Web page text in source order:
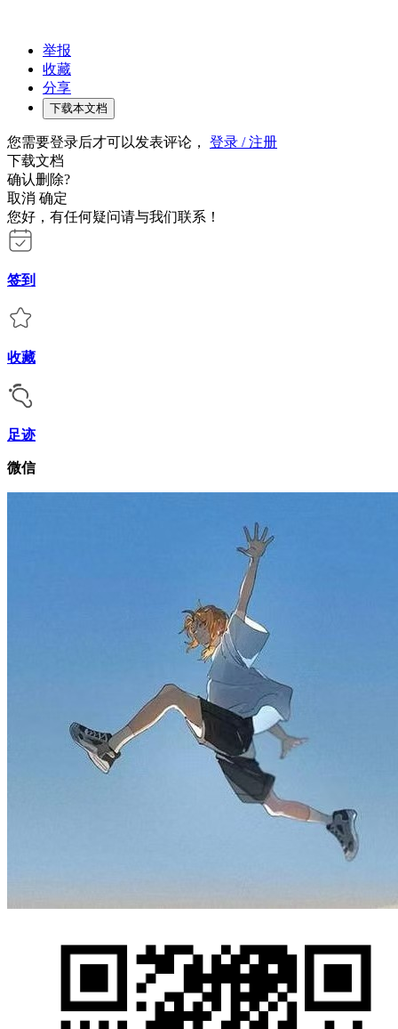
举报
收藏
分享
下载本文档
您需要登录后才可以发表评论， 登录 / 注册
下载文档
确认删除?
取消 确定
您好，有任何疑问请与我们联系！
签到
收藏
足迹
微信